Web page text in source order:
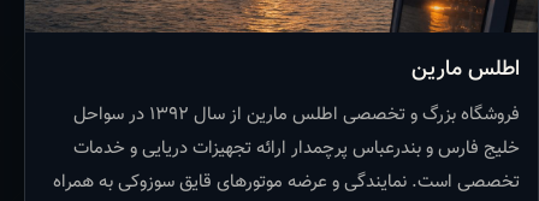
اطلس مارین
فروشگاه بزرگ و تخصصی اطلس مارین از سال ۱۳۹۲ در سواحل
خلیج فارس و بندرعباس پرچمدار ارائه تجهیزات دریایی و خدمات
تخصصی است. نمایندگی و عرضه موتورهای قایق سوزوکی به همراه